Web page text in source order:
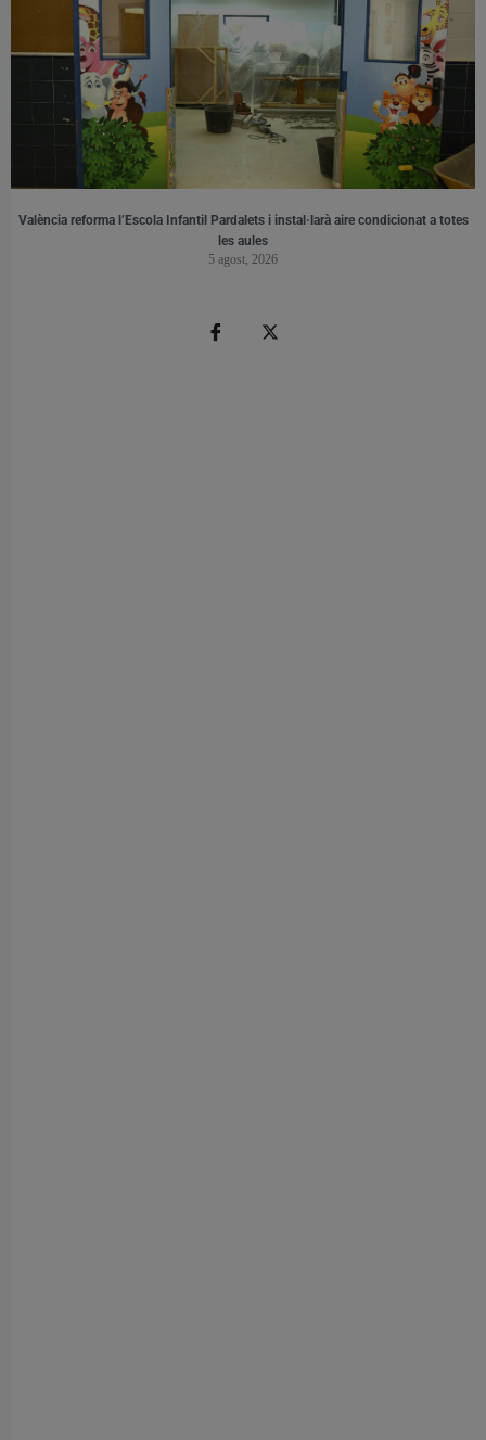
València reforma l’Escola Infantil Pardalets i instal·larà aire condicionat a totes
les aules
5 agost, 2026